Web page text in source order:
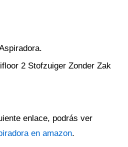
2 Stofzuiger Zonder Zak
enlace, podrás ver
en amazon.